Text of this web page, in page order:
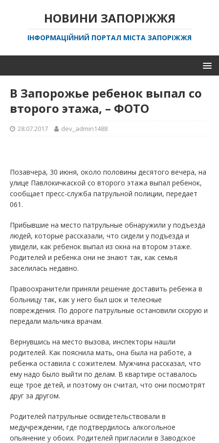
НОВИНИ ЗАПОРІЖЖЯ
ІНФОРМАЦІЙНИЙ ПОРТАЛ МІСТА ЗАПОРІЖЖЯ
В Запорожье ребенок выпал со
второго этажа, – ФОТО
28.07.2017 dev_admin1488
Позавчера, 30 июня, около половины десятого вечера, на
улице Павлокичкаской со второго этажа выпал ребенок,
сообщает пресс-служба патрульной полиции, передает
061.
Прибывшие на место патрульные обнаружили у подъезда
людей, которые рассказали, что сидели у подъезда и
увидели, как ребенок выпал из окна на втором этаже.
Родителей и ребенка они не знают так, как семья
заселилась недавно.
Правоохранители приняли решение доставить ребенка в
больницу так, как у него был шок и телесные
повреждения. По дороге патрульные остановили скорую и
передали мальчика врачам.
Вернувшись на место вызова, инспекторы нашли
родителей. Как пояснила мать, она была на работе, а
ребенка оставила с сожителем. Мужчина рассказал, что
ему надо было выйти по делам. В квартире оставалось
еще трое детей, и поэтому он считал, что они посмотрят
друг за другом.
Родителей патрульные освидетельствовали в
медучреждении, где подтвердилось алкогольное
опьянение у обоих. Родителей пригласили в Заводское